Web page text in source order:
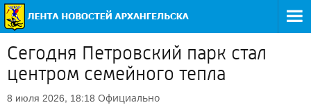
Сегодня Петровский парк стал
центром семейного тепла
8 июля 2026, 18:18 Официально